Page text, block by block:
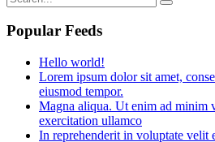
Popular Feeds
Hello world!
Lorem ipsum dolor sit amet,
eiusmod tempor.
Magna aliqua. Ut enim ad minim
exercitation ullamco
In reprehenderit in voluptate velit